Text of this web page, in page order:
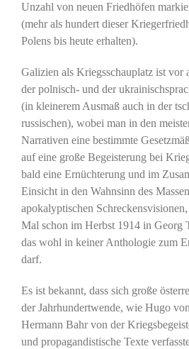
Unzahl von neuen Friedhöfen
(mehr als hundert dieser
Polens bis heute erhalten).
Galizien als Kriegsschauplatz ist vor
der polnisch- und der
(in kleinerem Ausmaß auch in der
russischen), wobei man in den
Narrativen eine bestimmte
auf eine große Begeisterung bei
bald eine Ernüchterung und im
Einsicht in den Wahnsinn des
apokalyptischen
Mal schon im Herbst 1914 in Georg
das wohl in keiner Anthologie zum
darf.
Es ist bekannt, dass sich große
der Jahrhundertwende, wie Hugo
Hermann Bahr von der
und propagandistische Texte